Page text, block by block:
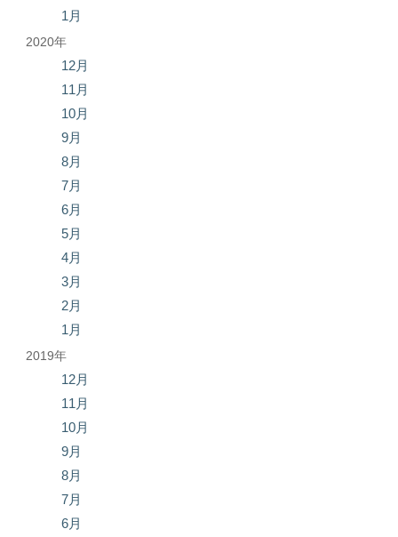
1月
2020年
12月
11月
10月
9月
8月
7月
6月
5月
4月
3月
2月
1月
2019年
12月
11月
10月
9月
8月
7月
6月